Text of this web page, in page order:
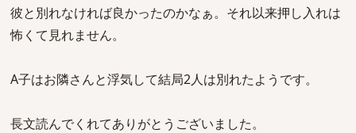
彼と別れなければ良かったのかなぁ。それ以来押し入れは
怖くて見れません。
A子はお隣さんと浮気して結局2人は別れたようです。
長文読んでくれてありがとうございました。